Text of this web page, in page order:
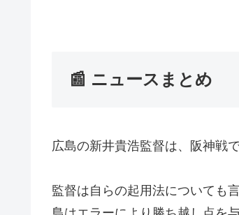
📰 ニュースまとめ
広島の新井貴浩監督は、阪神戦
監督は自らの起用法についても